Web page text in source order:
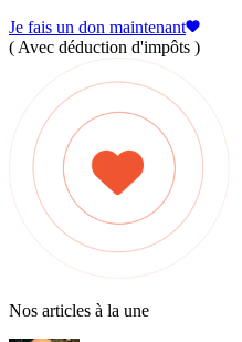
Je fais un don maintenant
( Avec déduction d'impôts )
Nos articles à la une